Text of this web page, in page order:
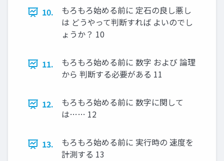
10.
もろもろ始める前に 定石の良し悪し
は どうやって判断すれば よいのでし
ょうか？ 10
11.
もろもろ始める前に 数字 および 論理
から 判断する必要がある 11
12.
もろもろ始める前に 数字に関して
は…… 12
13.
もろもろ始める前に 実行時の 速度を
計測する 13